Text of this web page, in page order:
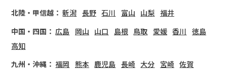
北陸・甲信越： 新潟 長野 石川 富山 山梨 福井
中国・四国： 広島 岡山 山口 島根 鳥取 愛媛 香川 徳島
高知
九州・沖縄： 福岡 熊本 鹿児島 長崎 大分 宮崎 佐賀